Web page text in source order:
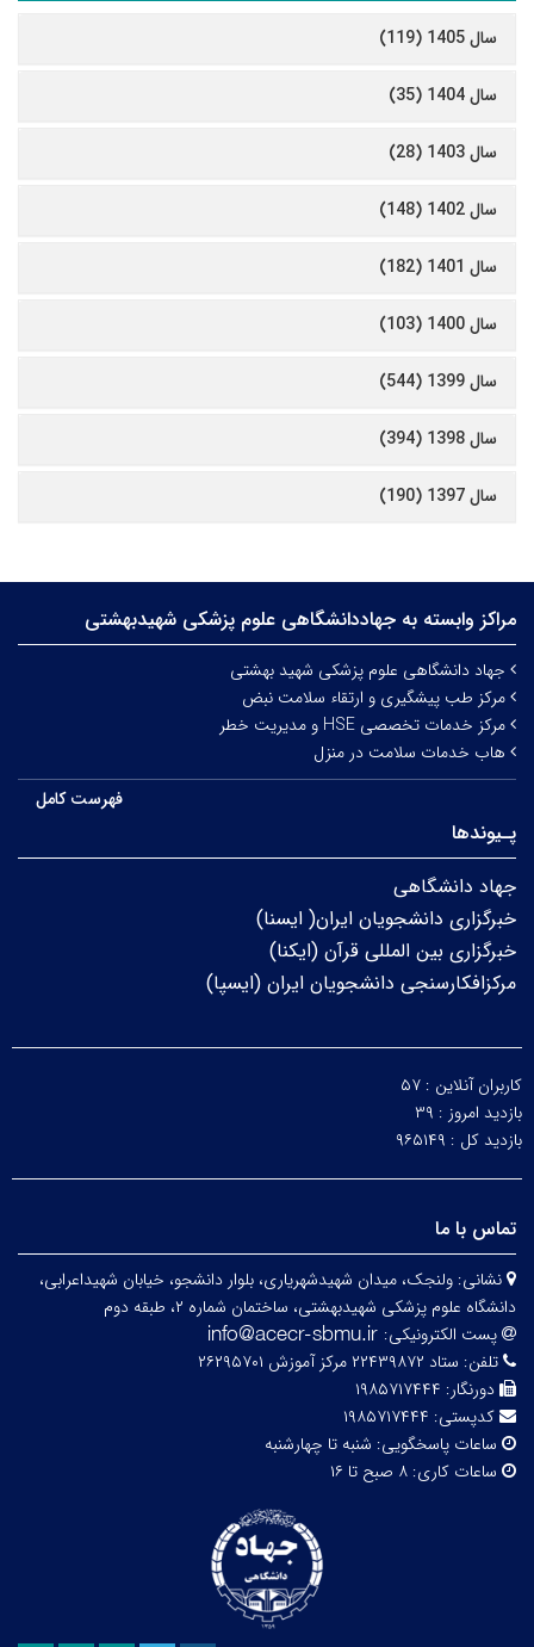
سال 1405 (119)
سال 1404 (35)
سال 1403 (28)
سال 1402 (148)
سال 1401 (182)
سال 1400 (103)
سال 1399 (544)
سال 1398 (394)
سال 1397 (190)
مراکز وابسته به جهاددانشگاهی علوم‌ پزشکی شهیدبهشتی
جهاد دانشگاهی علوم پزشکی شهید بهشتی
مرکز طب پیشگیری و ارتقاء سلامت نبض
مرکز خدمات تخصصی HSE و مدیریت خطر
هاب خدمات سلامت در منزل
فهرست کامل
پـیوندها
جهاد دانشگاهی
خبرگزاری دانشجویان ایران( ایسنا)
خبرگزاری بین المللی قرآن (ایکنا)
مرکزافکارسنجی دانشجویان ایران (ایسپا)
کاربران آنلاین : ۵۷
بازدید امروز : ۳۹
بازدید کل : ۹۶۵۱۴۹
تماس با ما
نشانی: ولنجک، میدان شهیدشهریاری، بلوار دانشجو، خیابان شهیداعرابی،
دانشگاه علوم پزشکی شهیدبهشتی، ساختمان شماره ۲، طبقه دوم
پست الکترونیکی:
تلفن: ستاد ۲۲۴۳۹۸۷۲ مرکز آموزش ۲۶۲۹۵۷۰۱
دورنگار: ۱۹۸۵۷۱۷۴۴۴
کدپستی: ۱۹۸۵۷۱۷۴۴۴
ساعات پاسخگویی: شنبه تا چهارشنبه
ساعات کاری: ۸ صبح تا ۱۶